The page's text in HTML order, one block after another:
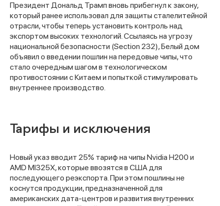
Президент Дональд Трамп вновь прибегнул к закону,
который ранее использовал для защиты сталелитейной
отрасли, чтобы теперь установить контроль над
экспортом высоких технологий. Ссылаясь на угрозу
национальной безопасности (Section 232), Белый дом
объявил о введении пошлин на передовые чипы, что
стало очередным шагом в технологическом
противостоянии с Китаем и попыткой стимулировать
внутреннее производство.
Тарифы и исключения
Новый указ вводит 25% тариф на чипы Nvidia H200 и
AMD MI325X, которые ввозятся в США для
последующего реэкспорта. При этом пошлины не
коснутся продукции, предназначенной для
американских дата-центров и развития внутренних